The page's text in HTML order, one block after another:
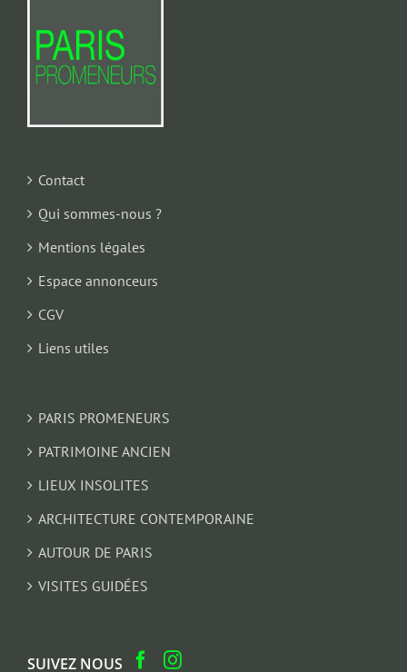
Contact
Qui sommes-nous ?
Mentions légales
Espace annonceurs
CGV
Liens utiles
PARIS PROMENEURS
PATRIMOINE ANCIEN
LIEUX INSOLITES
ARCHITECTURE CONTEMPORAINE
AUTOUR DE PARIS
VISITES GUIDÉES
SUIVEZ NOUS